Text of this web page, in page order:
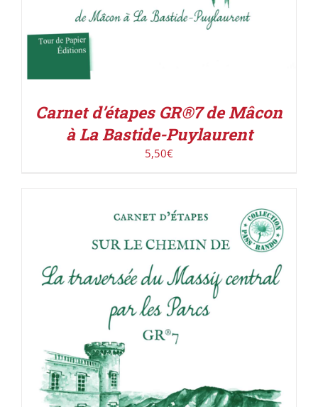
Carnet d’étapes GR®7 de Mâcon
à La Bastide-Puylaurent
5,50€
ACHETER LE PRODUIT / DÉTAILS